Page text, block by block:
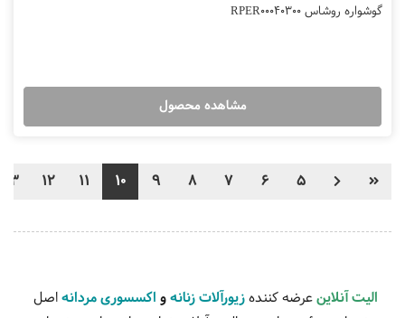
گوشواره روشاس RPER00040300
مشاهده محصول
5
6
7
8
9
10
11
12
13
الیت آنلاینعرضه کنندهزیورآلات زنانهو اکسسوری مردانهاصل